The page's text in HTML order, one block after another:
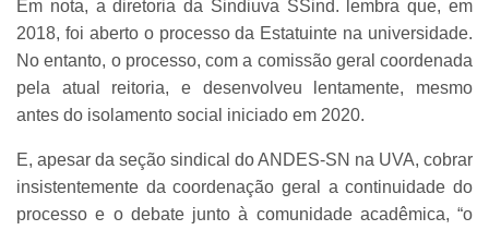
Em nota, a diretoria da Sindiuva SSind. lembra que, em
2018, foi aberto o processo da Estatuinte na universidade.
No entanto, o processo, com a comissão geral coordenada
pela atual reitoria, e desenvolveu lentamente, mesmo
antes do isolamento social iniciado em 2020.
E, apesar da seção sindical do ANDES-SN na UVA, cobrar
insistentemente da coordenação geral a continuidade do
processo e o debate junto à comunidade acadêmica, “o